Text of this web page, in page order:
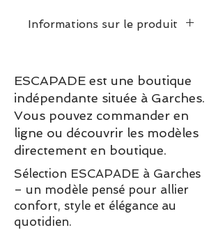
Informations sur le produit
Poids : 0.4 kg
ESCAPADE est une boutique
indépendante située à Garches.
Vous pouvez commander en
ligne ou découvrir les modèles
directement en boutique.
Sélection ESCAPADE à Garches
– un modèle pensé pour allier
confort, style et élégance au
quotidien.